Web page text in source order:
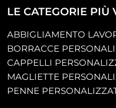
LE CATEGORIE PIÙ
ABBIGLIAMENTO
BORRACCE
CAPPELLI
MAGLIETTE
PENNE